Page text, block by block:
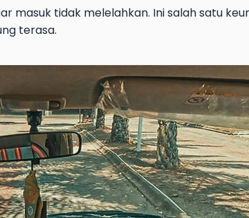
masuk tidak melelahkan. Ini salah satu
terasa.